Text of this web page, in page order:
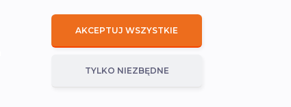
AKCEPTUJ WSZYSTKIE
TYLKO NIEZBĘDNE